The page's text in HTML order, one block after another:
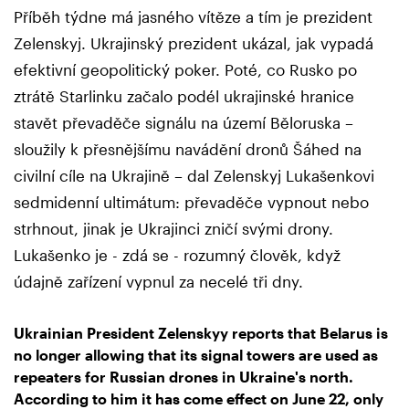
Příběh týdne má jasného vítěze a tím je prezident
Zelenskyj. Ukrajinský prezident ukázal, jak vypadá
efektivní geopolitický poker. Poté, co Rusko po
ztrátě Starlinku začalo podél ukrajinské hranice
stavět převaděče signálu na území Běloruska –
sloužily k přesnějšímu navádění dronů Šáhed na
civilní cíle na Ukrajině – dal Zelenskyj Lukašenkovi
sedmidenní ultimátum: převaděče vypnout nebo
strhnout, jinak je Ukrajinci zničí svými drony.
Lukašenko je - zdá se - rozumný člověk, když
údajně zařízení vypnul za necelé tři dny.
Ukrainian President Zelenskyy reports that Belarus is
no longer allowing that its signal towers are used as
repeaters for Russian drones in Ukraine's north.
According to him it has come effect on June 22, only